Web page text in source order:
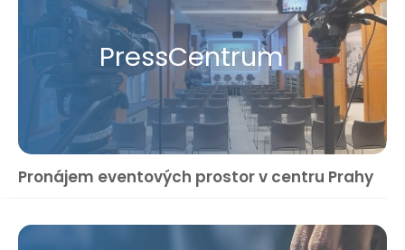
Press​Centrum
Pronájem eventových prostor v centru Prahy